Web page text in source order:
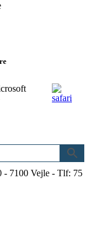
- 7100 Vejle - Tlf: 75